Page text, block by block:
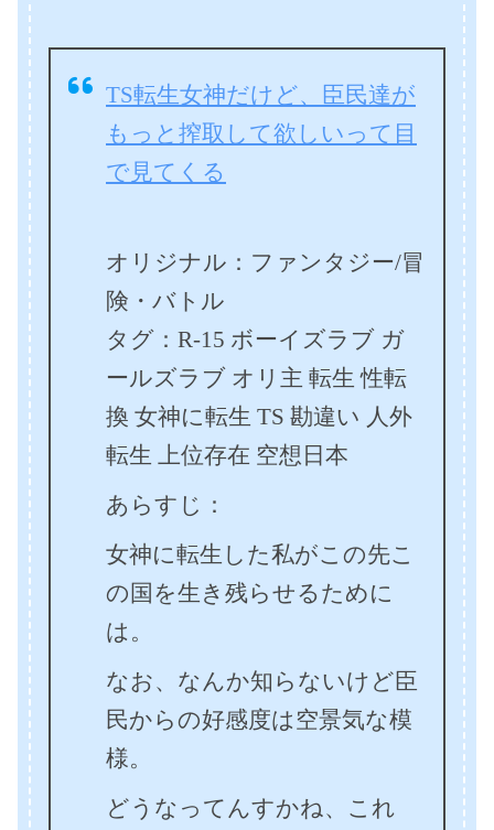
TS転生女神だけど、臣民達が
もっと搾取して欲しいって目
で見てくる
オリジナル：ファンタジー/冒
険・バトル
タグ：R-15 ボーイズラブ ガ
ールズラブ オリ主 転生 性転
換 女神に転生 TS 勘違い 人外
転生 上位存在 空想日本
あらすじ：
女神に転生した私がこの先こ
の国を生き残らせるために
は。
なお、なんか知らないけど臣
民からの好感度は空景気な模
様。
どうなってんすかね、これ